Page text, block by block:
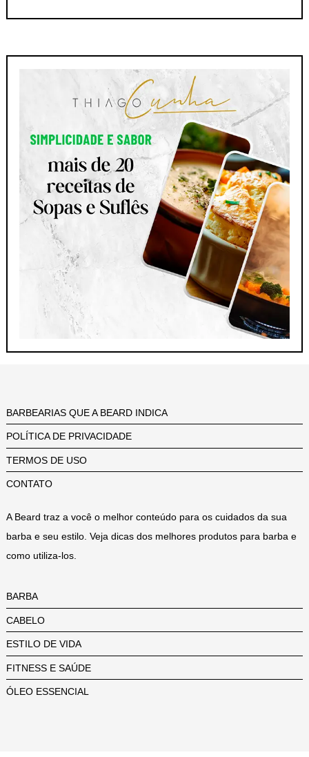
BARBEARIAS QUE A BEARD INDICA
POLÍTICA DE PRIVACIDADE
TERMOS DE USO
CONTATO
A Beard traz a você o melhor conteúdo para os cuidados da sua
barba e seu estilo. Veja dicas dos melhores produtos para barba e
como utiliza-los.
BARBA
CABELO
ESTILO DE VIDA
FITNESS E SAÚDE
ÓLEO ESSENCIAL